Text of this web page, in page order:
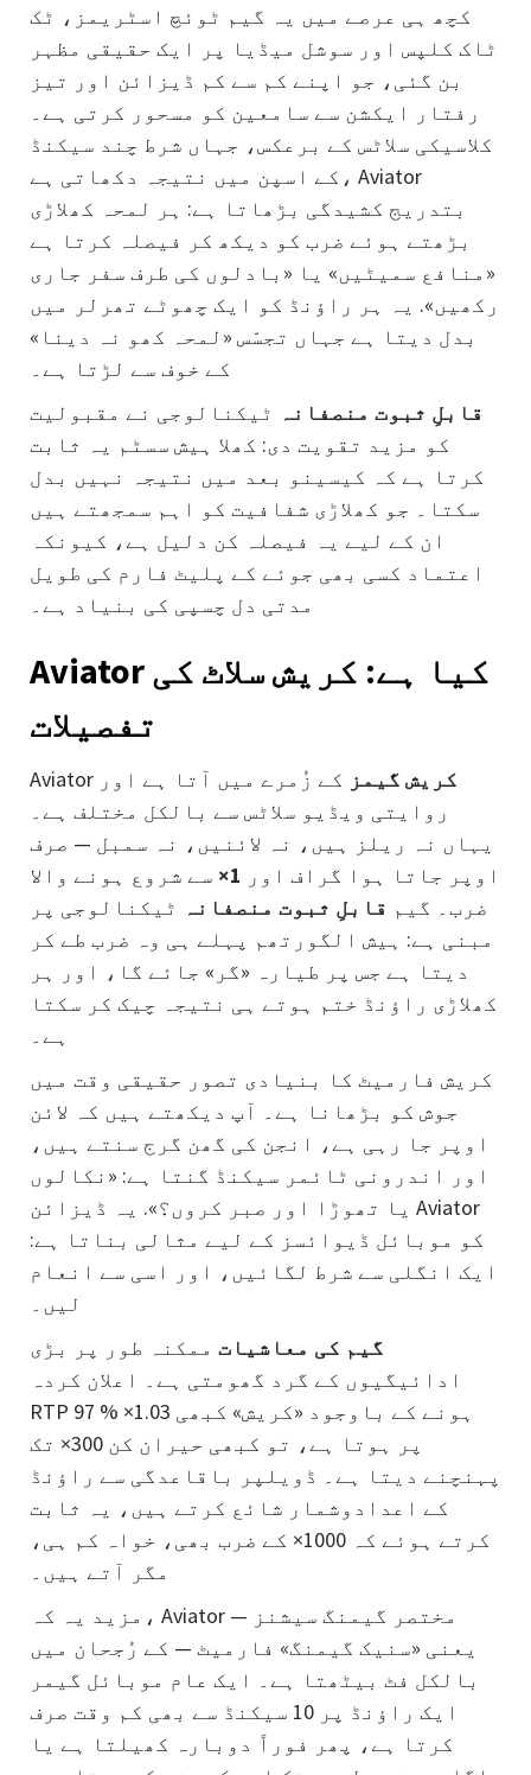
کچھ ہی عرصے میں یہ گیم ٹوئچ اسٹریمز، ٹک
ٹاک کلپس اور سوشل میڈیا پر ایک حقیقی مظہر
بن گئی، جو اپنے کم سے کم ڈیزائن اور تیز
رفتار ایکشن سے سامعین کو مسحور کرتی ہے۔
کلاسیکی سلاٹس کے برعکس، جہاں شرط چند سیکنڈ
کے اسپن میں نتیجہ دکھاتی ہے، Aviator
بتدریج کشیدگی بڑھاتا ہے: ہر لمحہ کھلاڑی
بڑھتے ہوئے ضرب کو دیکھ کر فیصلہ کرتا ہے
«منافع سمیٹیں» یا «بادلوں کی طرف سفر جاری
رکھیں». یہ ہر راؤنڈ کو ایک چھوٹے تھرلر میں
بدل دیتا ہے جہاں تجسّس «لمحہ کھو نہ دینا»
کے خوف سے لڑتا ہے۔
قابلِ ثبوت منصفانہ ٹیکنالوجی نے مقبولیت
کو مزید تقویت دی: کھلا ہیش سسٹم یہ ثابت
کرتا ہے کہ کیسینو بعد میں نتیجہ نہیں بدل
سکتا۔ جو کھلاڑی شفافیت کو اہم سمجھتے ہیں
ان کے لیے یہ فیصلہ کن دلیل ہے، کیونکہ
اعتماد کسی بھی جوئے کے پلیٹ فارم کی طویل
مدتی دل چسپی کی بنیاد ہے۔
Aviator کیا ہے: کریش سلاٹ کی
تفصیلات
Aviator کریش گیمز کے زُمرے میں آتا ہے اور
روایتی ویڈیو سلاٹس سے بالکل مختلف ہے۔
یہاں نہ ریلز ہیں، نہ لائنیں، نہ سمبل — صرف
اوپر جاتا ہوا گراف اور 1×
سے شروع ہونے والا
ضرب۔ گیم قابلِ ثبوت منصفانہ ٹیکنالوجی پر
مبنی ہے: ہیش الگورتھم پہلے ہی وہ ضرب طے کر
دیتا ہے جس پر طیارہ «گر» جائے گا، اور ہر
کھلاڑی راؤنڈ ختم ہوتے ہی نتیجہ چیک کر سکتا
ہے۔
کریش فارمیٹ کا بنیادی تصور حقیقی وقت میں
جوش کو بڑھانا ہے۔ آپ دیکھتے ہیں کہ لائن
اوپر جا رہی ہے، انجن کی گھن گرج سنتے ہیں،
اور اندرونی ٹائمر سیکنڈ گنتا ہے: «نکالوں
یا تھوڑا اور صبر کروں؟». یہ ڈیزائن Aviator
کو موبائل ڈیوائسز کے لیے مثالی بناتا ہے:
ایک انگلی سے شرط لگائیں، اور اسی سے انعام
لیں۔
گیم کی معاشیات ممکنہ طور پر بڑی
ادائیگیوں کے گرد گھومتی ہے۔ اعلان کردہ
RTP 97 % ہونے کے باوجود «کریش» کبھی 1.03×
پر ہوتا ہے، تو کبھی حیران کن 300× تک
پہنچنے دیتا ہے۔ ڈویلپر باقاعدگی سے راؤنڈ
کے اعدادوشمار شائع کرتے ہیں، یہ ثابت
کرتے ہوئے کہ 1000× کے ضرب بھی، خواہ کم ہی،
مگر آتے ہیں۔
مزید یہ کہ، Aviator مختصر گیمنگ سیشنز —
یعنی «سنیک گیمنگ» فارمیٹ — کے رُجحان میں
بالکل فٹ بیٹھتا ہے۔ ایک عام موبائل گیمر
ایک راؤنڈ پر 10 سیکنڈ سے بھی کم وقت صرف
کرتا ہے، پھر فوراً دوبارہ کھیلتا ہے یا